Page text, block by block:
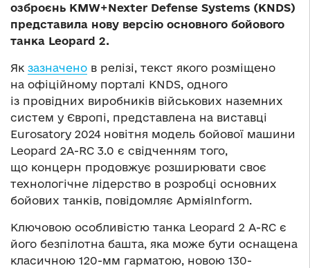
озброєнь KMW+Nexter Defense Systems (KNDS)
представила нову версію основного бойового
танка Leopard 2.
Як зазначено в релізі, текст якого розміщено
на офіційному порталі KNDS, одного
із провідних виробників військових наземних
систем у Європі, представлена на виставці
Eurosatory 2024 новітня модель бойової машини
Leopard 2А-RC 3.0 є свідченням того,
що концерн продовжує розширювати своє
технологічне лідерство в розробці основних
бойових танків, повідомляє АрміяInform.
Ключовою особливістю танка Leopard 2 A-RC є
його безпілотна башта, яка може бути оснащена
класичною 120-мм гарматою, новою 130-